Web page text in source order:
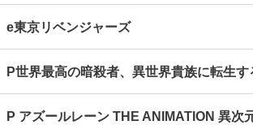
e東京リベンジャーズ
P世界最高の暗殺者、異世界貴族に転生す
P アズールレーン THE ANIMATION 異次